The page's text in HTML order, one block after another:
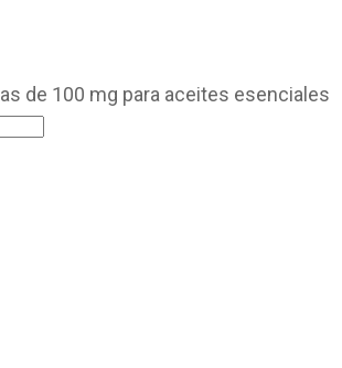
de 100 mg para aceites esenciales